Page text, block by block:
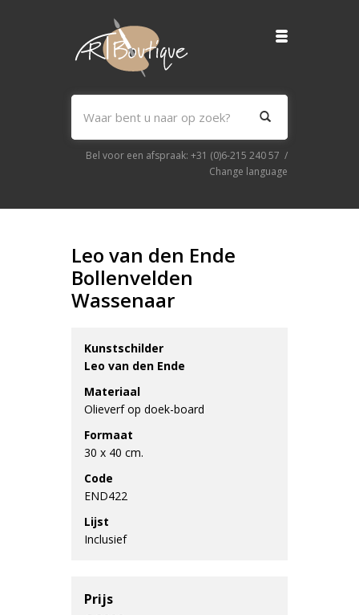
Bel voor een afspraak: +31 (0)6-215 240 57 /
Change language
Leo van den Ende
Bollenvelden
Wassenaar
Kunstschilder
Leo van den Ende
Materiaal
Olieverf op doek-board
Formaat
30 x 40 cm.
Code
END422
Lijst
Inclusief
Prijs